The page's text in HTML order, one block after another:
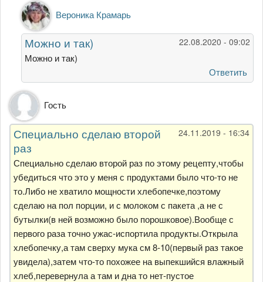
Ответ
на
А
у
меня
по
времени
Галина
Вероника Крамарь
22.08.2020 - 09:02
Можно и так)
Можно и так)
Ответить
Гость
24.11.2019 - 16:34
Специально сделаю второй
раз
Специально сделаю второй раз по этому рецепту,чтобы
убедиться что это у меня с продуктами было что-то не
то.Либо не хватило мощности хлебопечке,поэтому
сделаю на пол порции, и с молоком с пакета ,а не с
бутылки(в ней возможно было порошковое).Вообще с
первого раза точно ужас-испортила продукты.Открыла
хлебопечку,а там сверху мука см 8-10(первый раз такое
увидела),затем что-то похожее на выпекшийся влажный
хлеб,перевернула а там и дна то нет-пустое